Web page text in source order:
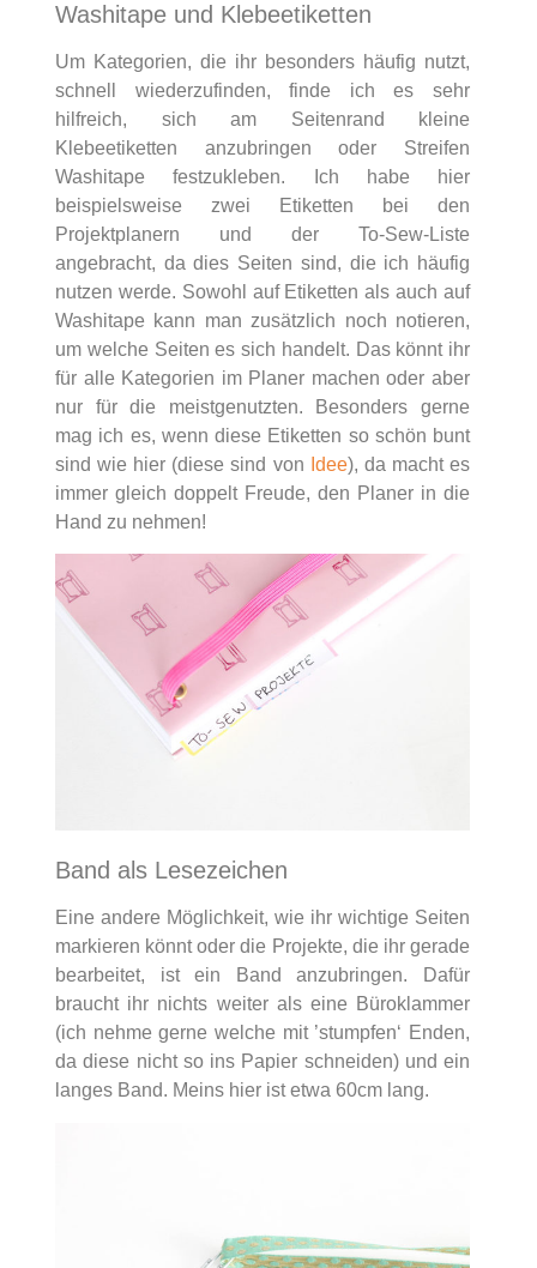
Washitape und Klebeetiketten
Um Kategorien, die ihr besonders häufig nutzt,
schnell wiederzufinden, finde ich es sehr
hilfreich, sich am Seitenrand kleine
Klebeetiketten anzubringen oder Streifen
Washitape festzukleben. Ich habe hier
beispielsweise zwei Etiketten bei den
Projektplanern und der To-Sew-Liste
angebracht, da dies Seiten sind, die ich häufig
nutzen werde. Sowohl auf Etiketten als auch auf
Washitape kann man zusätzlich noch notieren,
um welche Seiten es sich handelt. Das könnt ihr
für alle Kategorien im Planer machen oder aber
nur für die meistgenutzten. Besonders gerne
mag ich es, wenn diese Etiketten so schön bunt
sind wie hier (diese sind von Idee), da macht es
immer gleich doppelt Freude, den Planer in die
Hand zu nehmen!
Band als Lesezeichen
Eine andere Möglichkeit, wie ihr wichtige Seiten
markieren könnt oder die Projekte, die ihr gerade
bearbeitet, ist ein Band anzubringen. Dafür
braucht ihr nichts weiter als eine Büroklammer
(ich nehme gerne welche mit ’stumpfen‘ Enden,
da diese nicht so ins Papier schneiden) und ein
langes Band. Meins hier ist etwa 60cm lang.